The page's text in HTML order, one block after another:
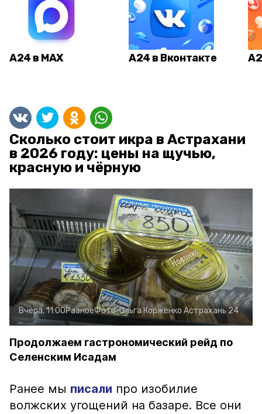
А24 в MAX А24 в Вконтакте
Сколько стоит икра в Астрахани
в 2026 году: цены на щучью,
красную и чёрную
Вчера, 11:00РазноеФото:Ольга Корженко Астрахань 24
Продолжаем гастрономический рейд по
Селенским Исадам
Ранее мы писали про изобилие
волжских угощений на базаре. Все они